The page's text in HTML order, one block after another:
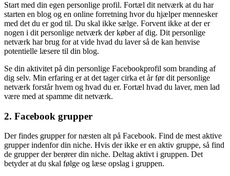
Start med din egen personlige profil. Fortæl dit netværk at du har
starten en blog og en online forretning hvor du hjælper mennesker
med det du er god til. Du skal ikke sælge. Forvent ikke at der er
nogen i dit personlige netværk der køber af dig. Dit personlige
netværk har brug for at vide hvad du laver så de kan henvise
potentielle læsere til din blog.
Se din aktivitet på din personlige Facebookprofil som branding af
dig selv. Min erfaring er at det tager cirka et år før dit personlige
netværk forstår hvem og hvad du er. Fortæl hvad du laver, men lad
være med at spamme dit netværk.
2. Facebook grupper
Der findes grupper for næsten alt på Facebook. Find de mest aktive
grupper indenfor din niche. Hvis der ikke er en aktiv gruppe, så find
de grupper der berører din niche. Deltag aktivt i gruppen. Det
betyder at du skal følge og læse opslag i gruppen.